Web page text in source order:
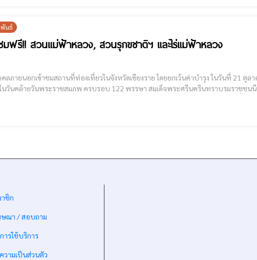
พันธ์
มฟรี!! สวนแม่ฟ้าหลวง, สวนรุกขชาติฯ และไร่แม่ฟ้าหลวง
ยนอกเข้าชมสถานที่ท่องเที่ยวในจังหวัดเชียงราย โดยยกเว้นค่าบำรุง ในวันที่ 21 ตุลาคม 2565
ชิก
ณา / สอบถาม
ารใช้บริการ
วามเป็นส่วนตัว